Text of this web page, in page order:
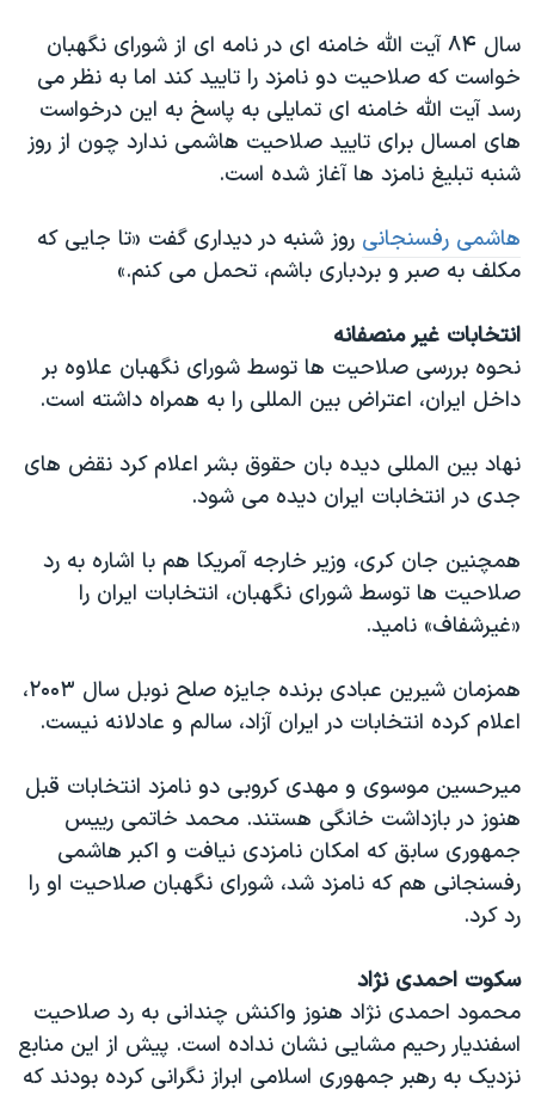
سال ۸۴ آیت الله خامنه ای در نامه ای از شورای نگهبان
خواست که صلاحیت دو نامزد را تایید کند اما به نظر می
رسد آیت الله خامنه ای تمایلی به پاسخ به این درخواست
های امسال برای تایید صلاحیت هاشمی ندارد چون از روز
شنبه تبلیغ نامزد ها آغاز شده است.
هاشمی رفسنجانی روز شنبه در دیداری گفت «تا جایی که
مکلف به صبر و بردباری باشم، تحمل می کنم.»
انتخابات غیر منصفانه
نحوه بررسی صلاحیت ها توسط شورای نگهبان علاوه بر
داخل ایران، اعتراض بین المللی را به همراه داشته است.
نهاد بین المللی دیده بان حقوق بشر اعلام کرد نقض های
جدی در انتخابات ایران دیده می شود.
همچنین جان کری، وزیر خارجه آمریکا هم با اشاره به رد
صلاحیت ها توسط شورای نگهبان، انتخابات ایران را
«غیرشفاف» نامید.
همزمان شیرین عبادی برنده جایزه صلح نوبل سال ۲۰۰۳،
اعلام کرده انتخابات در ایران آزاد، سالم و عادلانه نیست.
میرحسین موسوی و مهدی کروبی دو نامزد انتخابات قبل
هنوز در بازداشت خانگی هستند. محمد خاتمی رییس
جمهوری سابق که امکان نامزدی نیافت و اکبر هاشمی
رفسنجانی هم که نامزد شد، شورای نگهبان صلاحیت او را
رد کرد.
سکوت احمدی نژاد
محمود احمدی نژاد هنوز واکنش چندانی به رد صلاحیت
اسفندیار رحیم مشایی نشان نداده است. پیش از این منابع
نزدیک به رهبر جمهوری اسلامی ابراز نگرانی کرده بودند که